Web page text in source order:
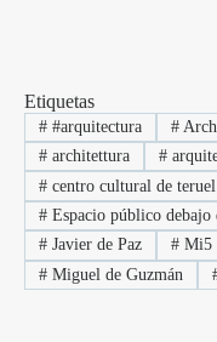
Etiquetas
##arquitectura #
#architettura #
#centro cultural de teruel
#Espacio público debajo
#Javier de Paz #Mi5
#Miguel de Guzmán